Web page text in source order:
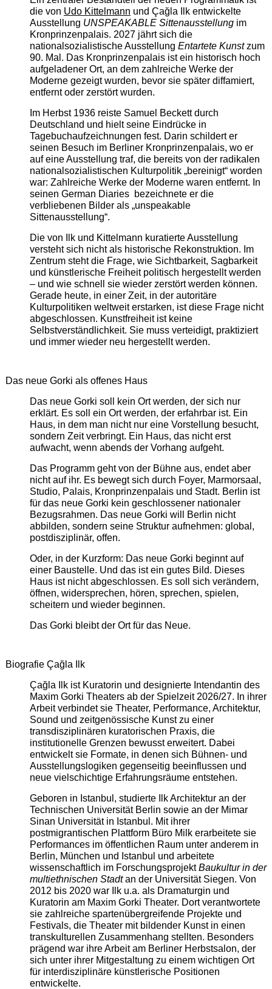
die von Udo Kittelmann und Çağla Ilk entwickelte
Ausstellung UNSPEAKABLE Sittenausstellungim
Kronprinzenpalais. 2027 jährt sich die
nationalsozialistische Ausstellung Entartete Kunstzum
90. Mal. Das Kronprinzenpalais ist ein historisch hoch
aufgeladener Ort, an dem zahlreiche Werke der
Moderne gezeigt wurden, bevor sie später diffamiert,
entfernt oder zerstört wurden.
Im Herbst 1936 reiste Samuel Beckett durch
Deutschland und hielt seine Eindrücke in
Tagebuchaufzeichnungen fest. Darin schildert er
seinen Besuch im Berliner Kronprinzenpalais, wo er
auf eine Ausstellung traf, die bereits von der radikalen
nationalsozialistischen Kulturpolitik „bereinigt“ worden
war: Zahlreiche Werke der Moderne waren entfernt. In
seinen German Diaries bezeichnete er die
verbliebenen Bilder als „unspeakable
Sittenausstellung“.
Die von Ilk und Kittelmann kuratierte Ausstellung
versteht sich nicht als historische Rekonstruktion. Im
Zentrum steht die Frage, wie Sichtbarkeit, Sagbarkeit
und künstlerische Freiheit politisch hergestellt werden
– und wie schnell sie wieder zerstört werden können.
Gerade heute, in einer Zeit, in der autoritäre
Kulturpolitiken weltweit erstarken, ist diese Frage nicht
abgeschlossen. Kunstfreiheit ist keine
Selbstverständlichkeit. Sie muss verteidigt, praktiziert
und immer wieder neu hergestellt werden.
Das neue Gorki als offenes Haus
Das neue Gorki soll kein Ort werden, der sich nur
erklärt. Es soll ein Ort werden, der erfahrbar ist. Ein
Haus, in dem man nicht nur eine Vorstellung besucht,
sondern Zeit verbringt. Ein Haus, das nicht erst
aufwacht, wenn abends der Vorhang aufgeht.
Das Programm geht von der Bühne aus, endet aber
nicht auf ihr. Es bewegt sich durch Foyer, Marmorsaal,
Studio, Palais, Kronprinzenpalais und Stadt. Berlin ist
für das neue Gorki kein geschlossener nationaler
Bezugsrahmen. Das neue Gorki will Berlin nicht
abbilden, sondern seine Struktur aufnehmen: global,
postdisziplinär, offen.
Oder, in der Kurzform: Das neue Gorki beginnt auf
einer Baustelle. Und das ist ein gutes Bild. Dieses
Haus ist nicht abgeschlossen. Es soll sich verändern,
öffnen, widersprechen, hören, sprechen, spielen,
scheitern und wieder beginnen.
Das Gorki bleibt der Ort für das Neue.
Biografie Çağla Ilk
Çağla Ilk ist Kuratorin und designierte Intendantin des
Maxim Gorki Theaters ab der Spielzeit 2026/27. In ihrer
Arbeit verbindet sie Theater, Performance, Architektur,
Sound und zeitgenössische Kunst zu einer
transdisziplinären kuratorischen Praxis, die
institutionelle Grenzen bewusst erweitert. Dabei
entwickelt sie Formate, in denen sich Bühnen- und
Ausstellungslogiken gegenseitig beeinflussen und
neue vielschichtige Erfahrungsräume entstehen.
Geboren in Istanbul, studierte Ilk Architektur an der
Technischen Universität Berlin sowie an der Mimar
Sinan Universität in Istanbul. Mit ihrer
postmigrantischen Plattform Büro Milk erarbeitete sie
Performances im öffentlichen Raum unter anderem in
Berlin, München und Istanbul und arbeitete
wissenschaftlich im ForschungsprojektBaukultur in der
multiethnischen Stadtan der Universität Siegen. Von
2012 bis 2020 war Ilk u.a. als Dramaturgin und
Kuratorin am Maxim Gorki Theater. Dort verantwortete
sie zahlreiche spartenübergreifende Projekte und
Festivals, die Theater mit bildender Kunst in einen
transkulturellen Zusammenhang stellten. Besonders
prägend war ihre Arbeit am Berliner Herbstsalon, der
sich unter ihrer Mitgestaltung zu einem wichtigen Ort
für interdisziplinäre künstlerische Positionen
entwickelte.